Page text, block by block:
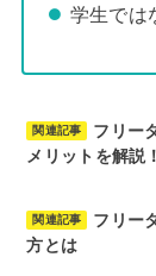
学生では
関連記事
フリー
メリットを解説！
関連記事
フリー
方とは